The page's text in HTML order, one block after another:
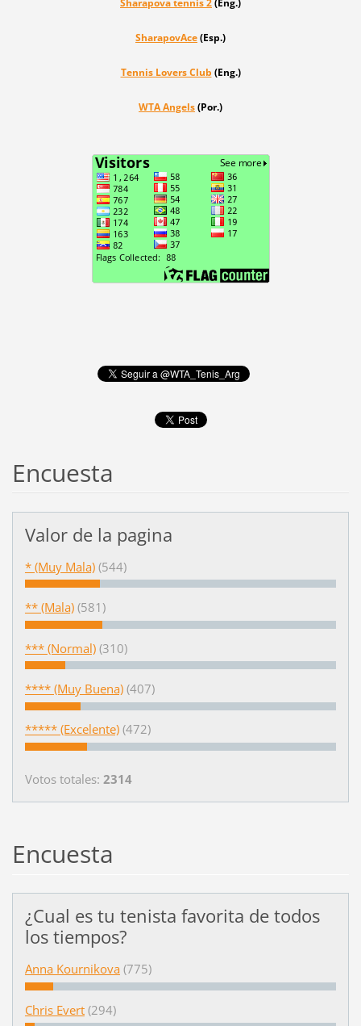
Sharapova tennis 2(Eng.)
SharapovAce(Esp.)
Tennis Lovers Club (Eng.)
WTA Angels(Por.)
Encuesta
Valor de la pagina
* (Muy Mala) (544)
** (Mala) (581)
*** (Normal) (310)
**** (Muy Buena) (407)
***** (Excelente) (472)
Votos totales: 2314
Encuesta
¿Cual es tu tenista favorita de todos
los tiempos?
Anna Kournikova (775)
Chris Evert (294)